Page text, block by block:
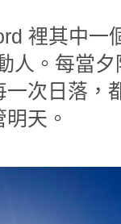
裡其中
人。每當
次日落，
天。